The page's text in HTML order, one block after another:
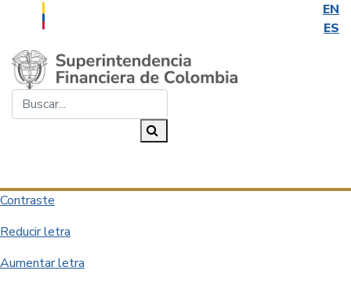
EN
ES
Saltar al contenido principal
Contraste
Reducir letra
Aumentar letra